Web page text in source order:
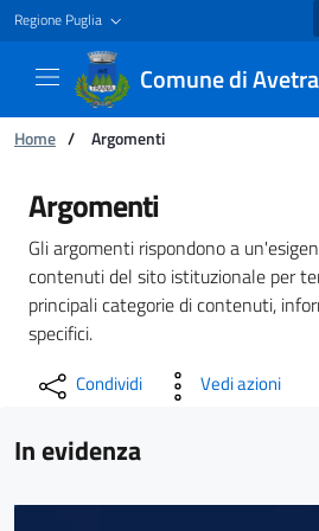
Regione Puglia
Comune di
Ti trovi in:
Home / Argomenti
Argomenti - Comune di
Argomenti
Gli argomenti rispondono a
contenuti del sito istituzionale per
principali categorie di contenuti,
specifici.
Condividi Vedi azioni
In evidenza